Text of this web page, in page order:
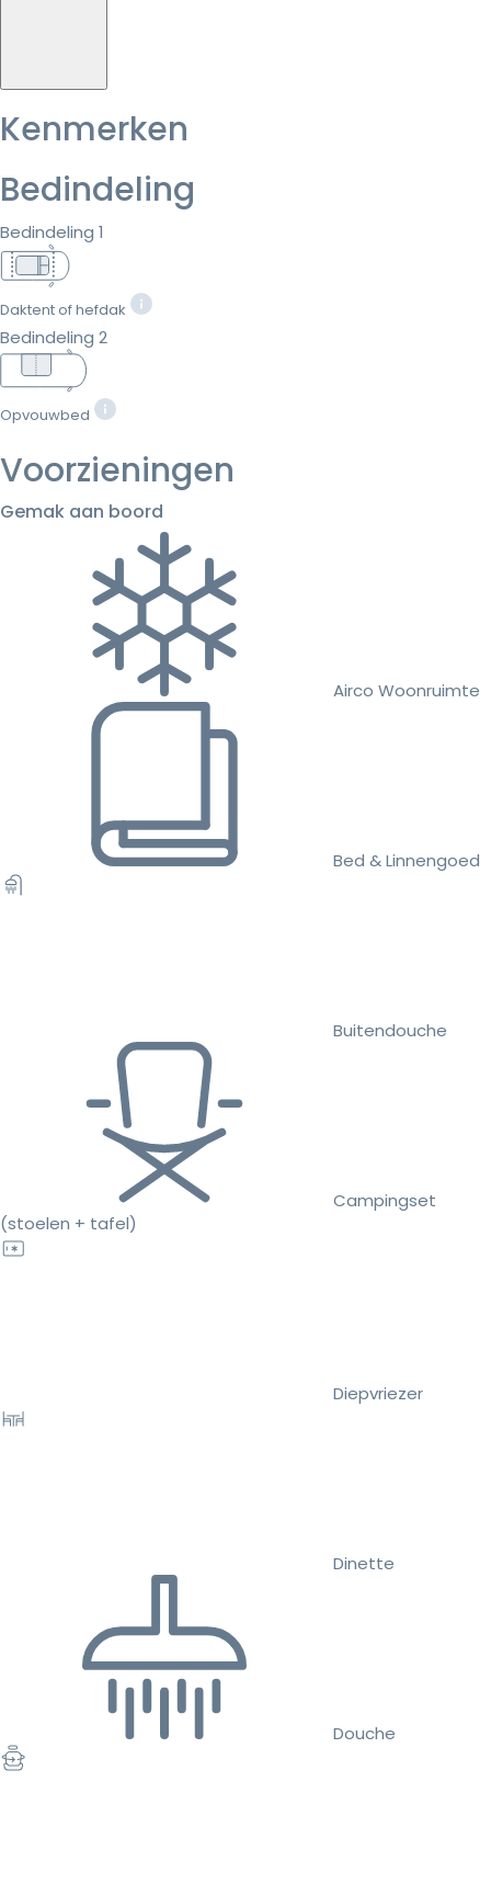
Kenmerken
Bedindeling
Bedindeling 1
Daktent of hefdak
Bedindeling 2
Opvouwbed
Voorzieningen
Gemak aan boord
Airco Woonruimte
Bed & Linnengoed
Buitendouche
Campingset
(stoelen + tafel)
Diepvriezer
Dinette
Douche